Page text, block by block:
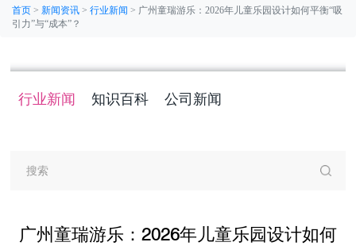
首页 > 新闻资讯 > 行业新闻 > 广州童瑞游乐：2026年儿童乐园设计如何平衡“吸
引力”与“成本”？
行业新闻 知识百科 公司新闻
广州童瑞游乐：2026年儿童乐园设计如何